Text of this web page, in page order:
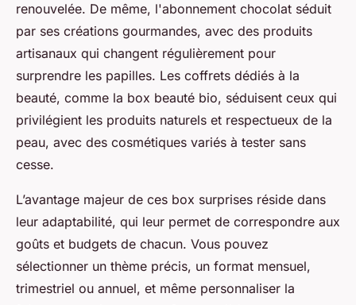
renouvelée. De même, l'abonnement chocolat séduit
par ses créations gourmandes, avec des produits
artisanaux qui changent régulièrement pour
surprendre les papilles. Les coffrets dédiés à la
beauté, comme la box beauté bio, séduisent ceux qui
privilégient les produits naturels et respectueux de la
peau, avec des cosmétiques variés à tester sans
cesse.
L’avantage majeur de ces box surprises réside dans
leur adaptabilité, qui leur permet de correspondre aux
goûts et budgets de chacun. Vous pouvez
sélectionner un thème précis, un format mensuel,
trimestriel ou annuel, et même personnaliser la